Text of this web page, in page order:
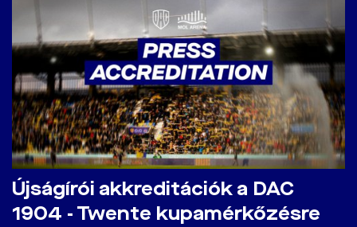
Újságírói akkreditációk a DAC
1904 - Twente kupamérkőzésre